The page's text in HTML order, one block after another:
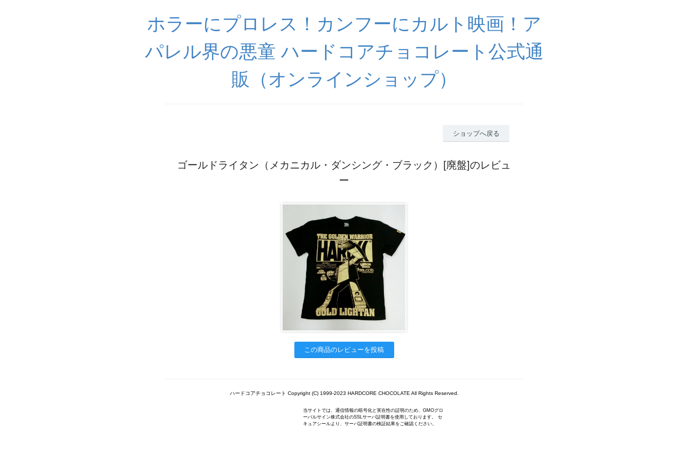
ホラーにプロレス！カンフーにカルト映画！ア
パレル界の悪童 ハードコアチョコレート公式通
販（オンラインショップ）
ショップへ戻る
ゴールドライタン（メカニカル・ダンシング・ブラック）[廃盤]のレビュ
ー
この商品のレビューを投稿
ハードコアチョコレート Copyright (C) 1999-2023 HARDCORE CHOCOLATE All Rights Reserved.
当サイトでは、通信情報の暗号化と実在性の証明のため、GMOグロ
ーバルサイン株式会社のSSLサーバ証明書を使用しております。 セ
キュアシールより、サーバ証明書の検証結果をご確認ください。